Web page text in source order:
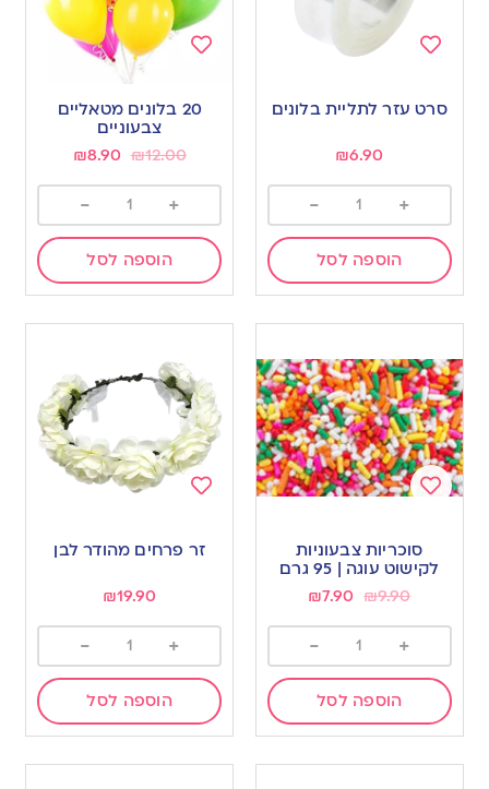
to
סרט עזר לתליית בלונים
₪6.90
+
-
הוספה לסל
wishlist
20 בלונים מטאליים
צבעוניים
₪12.00
₪8.90
+
-
הוספה לסל
wishlist
סוכריות צבעוניות
לקישוט עוגה | 95 גרם
₪9.90
₪7.90
+
-
הוספה לסל
זר פרחים מהודר לבן
₪19.90
+
-
הוספה לסל